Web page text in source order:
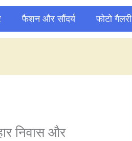
फैशन और सौंदर्य फोटो गैलरी
निवास और